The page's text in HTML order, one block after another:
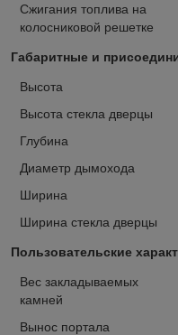
Сжигания топлива на
колосниковой решетке
Габаритные и
Высота
Высота стекла дверцы
Глубина
Диаметр дымохода
Ширина
Ширина стекла дверцы
Пользовательские
Вес закладываемых
камней
Вынос портала